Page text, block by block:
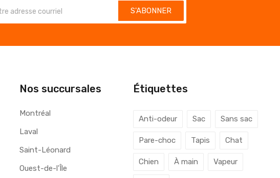
S'ABONNER
Nos succursales
Montréal
Laval
Saint-Léonard
Ouest-de-l'Île
Étiquettes
Anti-odeur Sac Sans sac
Pare-choc Tapis Chat
Chien À main Vapeur